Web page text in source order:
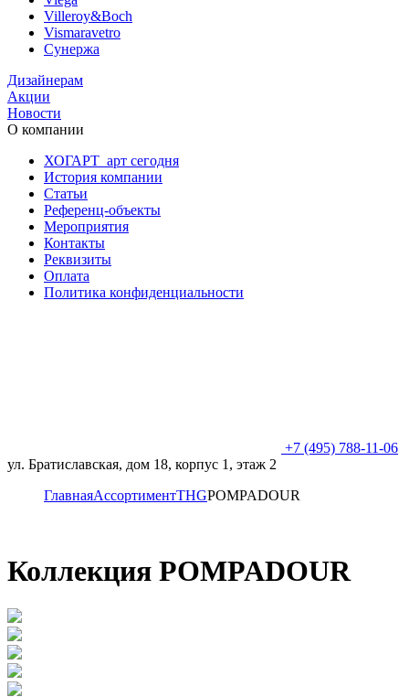
Villeroy&Boch
Vismaravetro
Сунержа
Дизайнерам
Акции
Новости
О компании
ХОГАРТ_арт сегодня
История компании
Статьи
Референц-объекты
Мероприятия
Контакты
Реквизиты
Оплата
Политика конфиденциальности
+7 (495) 788-11-06
ул. Братиславская, дом 18, корпус 1, этаж 2
ГлавнаяАссортиментTHGPOMPADOUR
Коллекция POMPADOUR